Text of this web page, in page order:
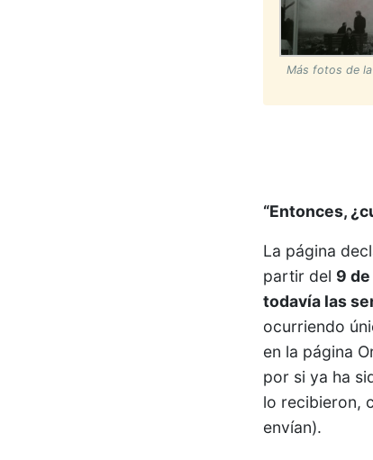
Más fotos de la
“Entonces,
La página
partir del 9
todavía las
ocurriendo
en la página
por si ya ha
lo recibieron,
envían).